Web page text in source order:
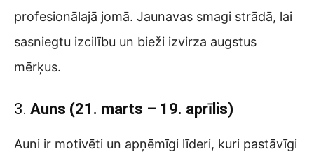
profesionālajā jomā. Jaunavas smagi strādā, lai
sasniegtu izcilību un bieži izvirza augstus
mērķus.
3. Auns (21. marts – 19. aprīlis)
Auni ir motivēti un apņēmīgi līderi, kuri pastāvīgi